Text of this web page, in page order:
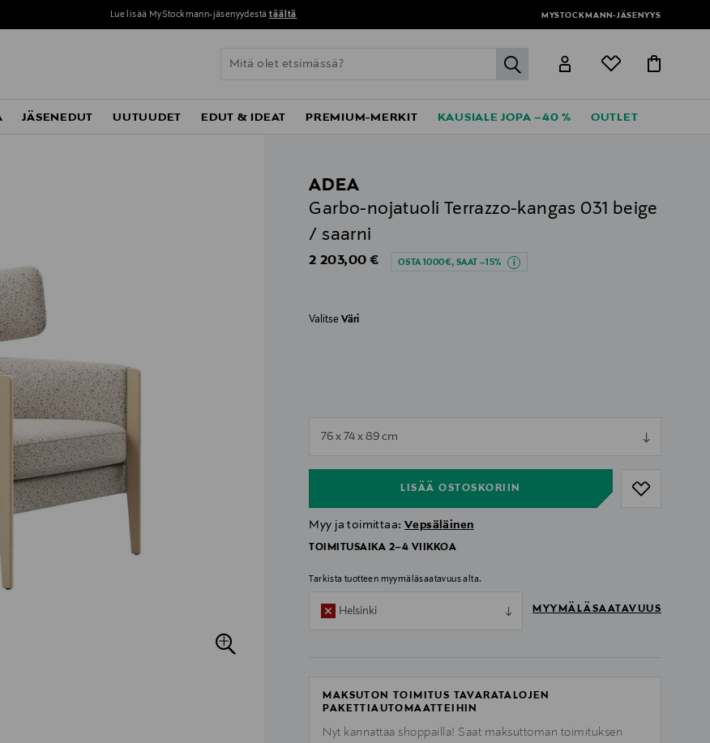
Lue lisää MyStockmann-jäsenyydestä täältä MYSTOCKMANN-JÄSENYYS
label.header.go
JÄSENEDUT UUTUUDET EDUT & IDEAT PREMIUM-MERKIT KAUSIALE JOPA –40 % OUTLET
ADEA
Garbo-nojatuoli Terrazzo-kangas 031 beige
/ saarni
Original Price
2 203,00 € OSTA 1000€, SAAT –15%
ValitseVäri
76 x 74 x 89 cm
LISÄÄ OSTOSKORIIN
null
Myy ja toimittaa: Vepsäläinen
TOIMITUSAIKA 2–4 VIIKKOA
Tarkista tuotteen myymäläsaatavuus alta.
Helsinki MYYMÄLÄSAATAVUUS
MAKSUTON TOIMITUS TAVARATALOJEN
PAKETTIAUTOMAATTEIHIN
Nyt kannattaa shoppailla! Saat maksuttoman toimituksen